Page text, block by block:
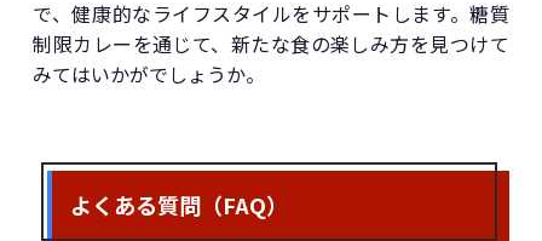
で、健康的なライフスタイルをサポートします。糖質
制限カレーを通じて、新たな食の楽しみ方を見つけて
みてはいかがでしょうか。
よくある質問（FAQ）